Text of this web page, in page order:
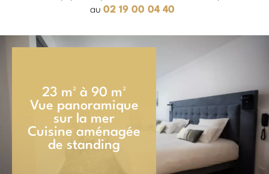
au 02 19 00 04 40
23 m² à 90 m²
Vue panoramique
sur la mer
Cuisine aménagée
de standing